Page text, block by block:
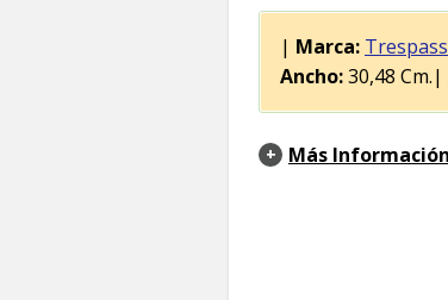
| Marca: Trespass
Ancho:30,48 Cm.|
Más Información